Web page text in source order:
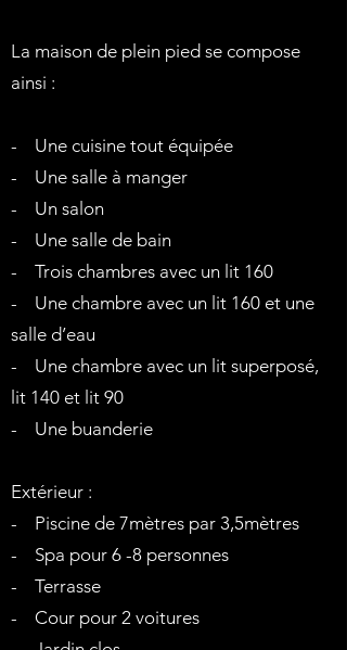
La maison de plein pied se compose
ainsi :
- Une cuisine tout équipée
- Une salle à manger
- Un salon
- Une salle de bain
- Trois chambres avec un lit 160
- Une chambre avec un lit 160 et une
salle d’eau
- Une chambre avec un lit superposé,
lit 140 et lit 90
- Une buanderie
Extérieur :
- Piscine de 7mètres par 3,5mètres
- Spa pour 6 -8 personnes
- Terrasse
- Cour pour 2 voitures